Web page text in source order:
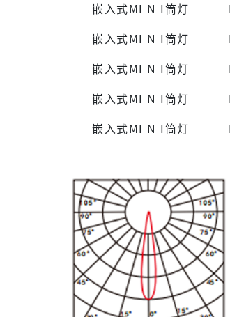
嵌⼊式MI N I筒灯
嵌⼊式MI N I筒灯
嵌⼊式MI N I筒灯
嵌⼊式MI N I筒灯
嵌⼊式MI N I筒灯